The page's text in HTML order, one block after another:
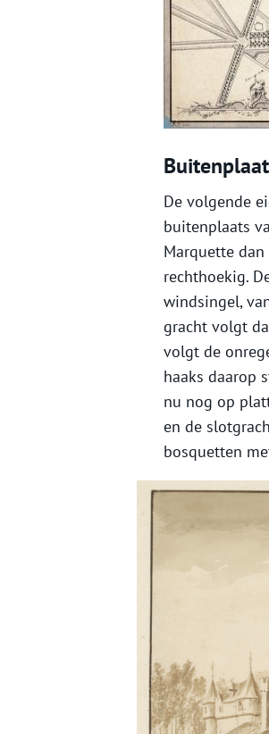
De volgende
buitenplaats
Marquette
rechthoekig.
windsingel,
gracht volgt
volgt de
haaks daarop
nu nog op
en de
bosquetten